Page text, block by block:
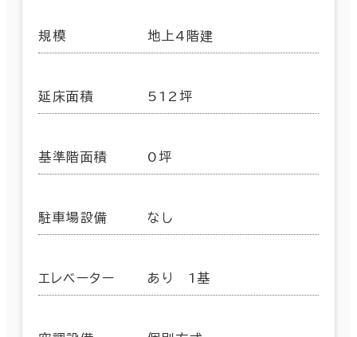
規模 地上4階建
延床面積 512坪
基準階面積 0坪
駐車場設備 なし
エレベーター あり 1基